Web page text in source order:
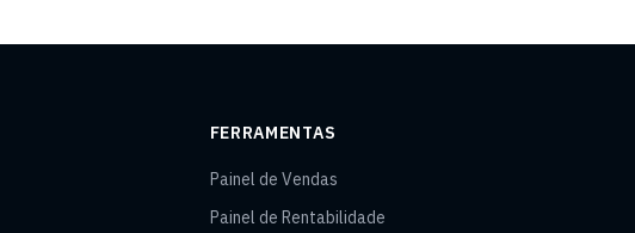
FERRAMENTAS
Painel de Vendas
Painel de Rentabilidade